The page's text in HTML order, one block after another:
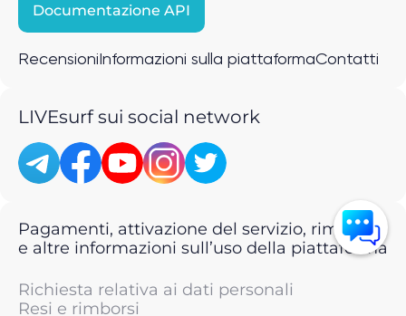
Documentazione API
Recensioni Informazioni sulla piattaformaContatti
LIVEsurf sui social network
Pagamenti, attivazione del servizio, rimborsi
e altre informazioni sull’uso della piattaforma
Richiesta relativa ai dati personali
Resi e rimborsi